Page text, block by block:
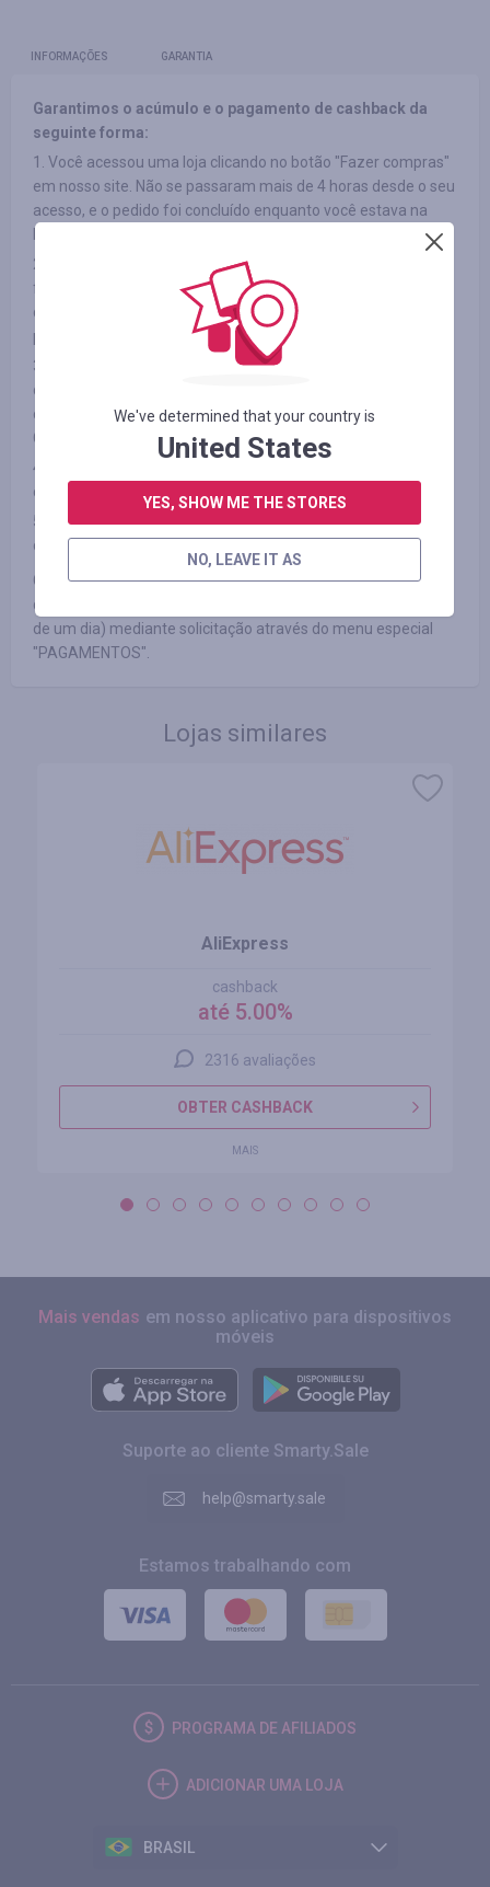
INFORMAÇÕES GARANTIA
Garantimos o acúmulo e o pagamento de cashback da
seguinte forma:
1. Você acessou uma loja clicando no botão "Fazer compras"
em nosso site. Não se passaram mais de 4 horas desde o seu
acesso, e o pedido foi concluído enquanto você estava na
2. Ao acessar a loja, você não utilizou banners em outras
fontes ou seu acesso ao site não foi devido a listas de
discussão de terceiros e você também não utilizou códigos
promocionais de terceiros.
3. O item que você escolheu participa do cashback (em
determinadas lojas os produtos podem ser divididos por
categorias; veja a aba "INFORMAÇÕES/TERMOS E
CONDIÇÕES")
4. Após o pagamento, você não rejeitou o produto que
comprou por qualquer motivo.
5. Você não desativa anúncios ou usa aplicativos de bloqueio
de anúncios, como AdBlock ou produtos similares.
Garantimos que você receberá um pagamento pelo método
que você preferir dentro de 3 dias úteis (geralmente dentro
de um dia) mediante solicitação através do menu especial
"PAGAMENTOS".
Lojas similares
AliExpress
cashback
até 5.00%
2316 avaliações
OBTER CASHBACK
MAIS
Mais vendas em nosso aplicativo para dispositivos
móveis
Suporte ao cliente Smarty.Sale
help@smarty.sale
Estamos trabalhando com
PROGRAMA DE AFILIADOS
ADICIONAR UMA LOJA
BRASIL
We've determined that your country is
United States
YES, SHOW ME THE STORES
NO, LEAVE IT AS